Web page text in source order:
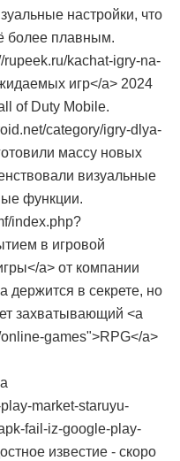
настройки, что
более плавным.
kachat-igry-na-
игр</a> 2024
of Duty Mobile.
category/igry-dlya-
массу новых
визуальные
функции.
index.php?
в игровой
a> от компании
держится в секрете, но
захватывающий <a
games">RPG</a>
market-staruyu-
fail-iz-google-play-
известие - скоро